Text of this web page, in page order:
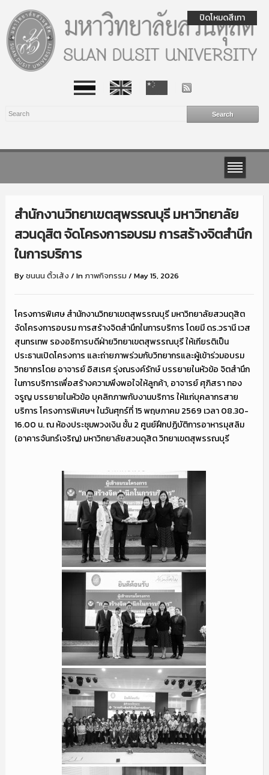
สำนักงานวิทยาเขตสุพรรณบุรี มหาวิทยาลัย
สวนดุสิต จัดโครงการอบรม การสร้างจิตสำนึก
ในการบริการ
Byชนนน ติ้วเส้ง / Inภาพกิจกรรม / May 15, 2026
โครงการพิเศษ สำนักงานวิทยาเขตสุพรรณบุรี มหาวิทยาลัยสวนดุสิต
จัดโครงการอบรม การสร้างจิตสำนึกในการบริการ โดยมี ดร.วรานี เวส
สุนทรเทพ รองอธิการบดีฝ่ายวิทยาเขตสุพรรณบุรี ให้เกียรติเป็น
ประธานเปิดโครงการ และถ่ายภาพร่วมกับวิทยากรและผู้เข้าร่วมอบรม
วิทยากรโดย อาจารย์ อิสเรศ รุ่งณรงค์รักษ์ บรรยายในหัวข้อ จิตสำนึก
ในการบริการเพื่อสร้างความพึงพอใจให้ลูกค้า, อาจารย์ ศุภิสรา ทอง
จรูญ บรรยายในหัวข้อ บุคลิกภาพกับงานบริการ ให้แก่บุคลากรสาย
บริการ โครงการพิเศษฯ ในวันศุกร์ที่ 15 พฤษภาคม 2569 เวลา 08.30-
16.00 น. ณ ห้องประชุมพวงเงิน ชั้น 2 ศูนย์ฝึกปฏิบัติการอาหารมุสลิม
(อาคารจันทร์เจริญ) มหาวิทยาลัยสวนดุสิต วิทยาเขตสุพรรณบุรี
ปิดโหมดสีเทา